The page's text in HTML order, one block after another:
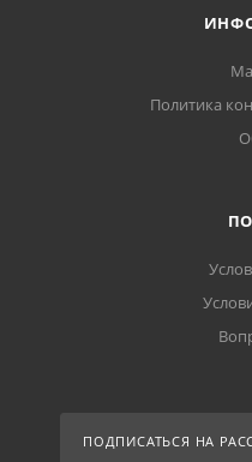
Политика
ПОДПИСАТЬСЯ НА